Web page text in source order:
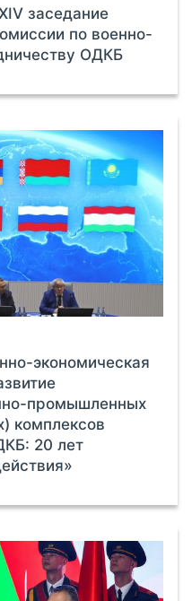
заседание
по военно-
ОДКБ
экономическая
промышленных
комплексов
20 лет